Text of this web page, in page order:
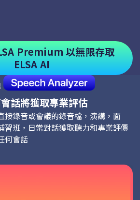
Premium 以無限存取
ELSA AI
話將獲取專業評估
接錄音或會議的錄音檔，演講，面
習班，日常對話獲取聽力和專業評價
何會話